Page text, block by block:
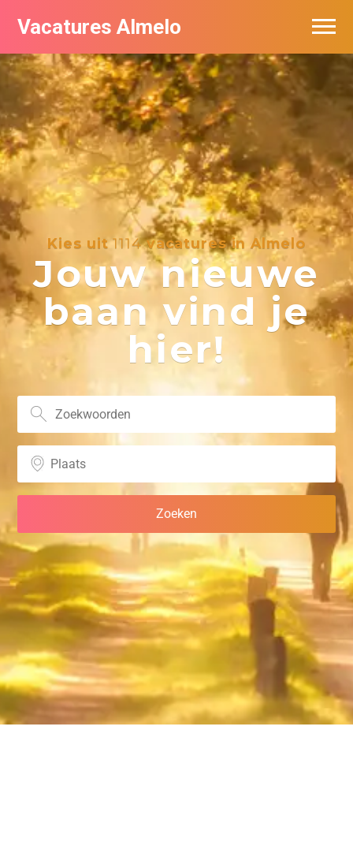
Vacatures Almelo
Kies uit1114vacatures in Almelo
Jouw nieuwe
baan vind je
hier!
Vacatures per bedrijf
De populairste vacatures in Almelo
Nieuwsbrief feed